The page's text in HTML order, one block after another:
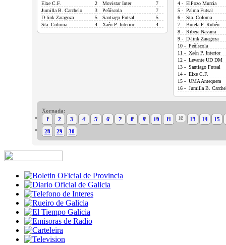
Elxe C.F.
2 Movistar Inter
7
Jumilla B. Carchelo
3 Peñíscola
7
D-link Zaragoza
5 Santiago Futsal
5
Sta. Coloma
4 Xaén P. Interior 4
4 - ElPozo Murcia
5 - Palma Futsal
6 - Sta. Coloma
7 - Burela P. Rubén
8 - Ribera Navarra
9 - D-link Zaragoza
10 - Peñíscola
11 - Xaén P. Interior
12 - Levante UD DM
13 - Santiago Futsal
14 - Elxe C.F.
15 - UMA Antequera
16 - Jumilla B.
Xornada:
1
2 3 4 5 6 7 8 9 10 11 12 13 14
15
28
29 30